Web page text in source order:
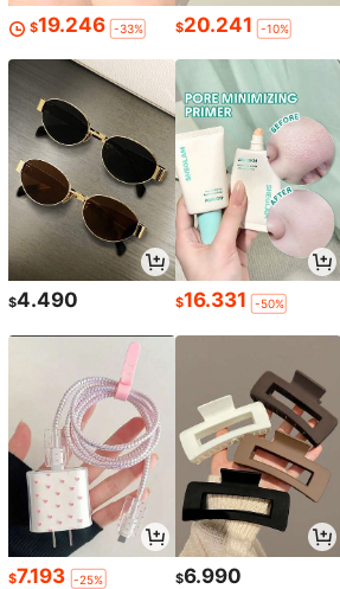
$19.246 -33% $20.241 -10%
$4.490 $16.331 -50%
$7.193 -25% $6.990